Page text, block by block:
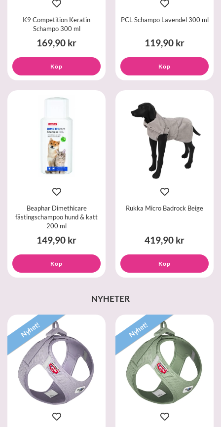
K9 Competition Keratin
Schampo 300 ml
169,90 kr
Köp
PCL Schampo Lavendel 300 ml
119,90 kr
Köp
Beaphar Dimethicare
fästingschampoo hund & katt
200 ml
149,90 kr
Köp
Rukka Micro Badrock Beige
419,90 kr
Köp
NYHETER
Nyhet! Nyhet!